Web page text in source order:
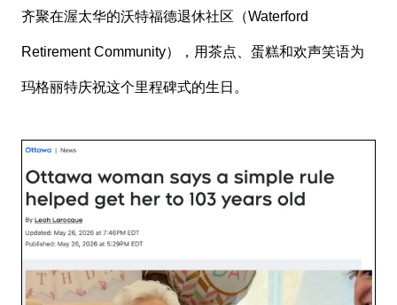
齐聚在渥太华的沃特福德退休社区（Waterford
Retirement Community），用茶点、蛋糕和欢声笑语为
玛格丽特庆祝这个里程碑式的生日。